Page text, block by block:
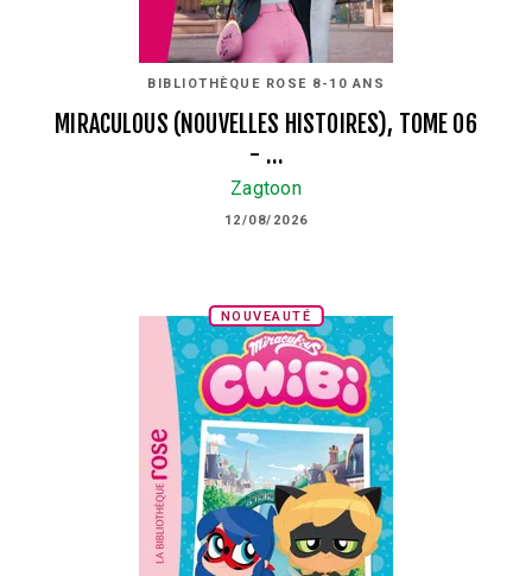
BIBLIOTHÈQUE ROSE 8-10 ANS
MIRACULOUS (NOUVELLES HISTOIRES), TOME 06
- …
Zagtoon
12/08/2026
NOUVEAUTÉ